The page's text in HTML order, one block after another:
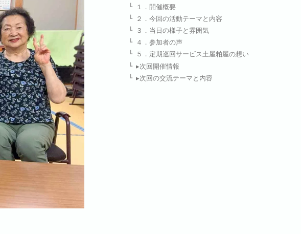
１．開催概要
２．今回の活動テーマと内容
３．当日の様子と雰囲気
４．参加者の声
５．定期巡回サービス土屋粕屋の想い
▸次回開催情報
▸次回の交流テーマと内容